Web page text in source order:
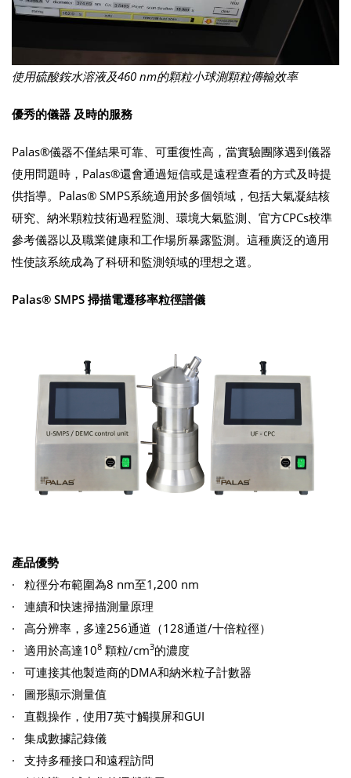
使用硫酸銨水溶液及460 nm的顆粒小球測顆粒傳輸效率
優秀的儀器 及時的服務
Palas®儀器不僅結果可靠、可重復性高，當實驗團隊遇到儀器
使用問題時，Palas®還會通過短信或是遠程查看的方式及時提
供指導。Palas® SMPS系統適用於多個領域，包括大氣凝結核
研究、納米顆粒技術過程監測、環境大氣監測、官方CPCs校準
參考儀器以及職業健康和工作場所暴露監測。這種廣泛的適用
性使該系統成為了科研和監測領域的理想之選。
Palas® SMPS 掃描電遷移率粒徑譜儀
產品優勢
· 粒徑分布範圍為8 nm至1,200 nm
· 連續和快速掃描測量原理
· 高分辨率，多達256通道（128通道/十倍粒徑）
· 適用於高達108 顆粒/cm3的濃度
· 可連接其他製造商的DMA和納米粒子計數器
· 圖形顯示測量值
· 直觀操作，使用7英寸觸摸屏和GUI
· 集成數據記錄儀
· 支持多種接口和遠程訪問